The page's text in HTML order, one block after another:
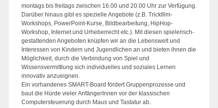
montags bis freitags zwischen 16.00 und 20.00 Uhr zur Verfügung.
Darüber hinaus gibt es spezielle Angebote (z.B. Trickfilm-
Workshops, PowerPoint-Kurse, Bildbearbeitung, HipHop-
Workshop, Internet und Urheberrecht etc.). Mit diesen spielerisch-
gestaltenden Angeboten knüpfen wir an die Lebenswelt und
Interessen von Kindern und Jugendlichen an und bieten ihnen die
Möglichkeit, durch die Verbindung von Spiel und
Wissensvermittlung sich individuelles und soziales Lernen
innovativ anzueignen.
Ein vorhandenes SMART-Board fördert Gruppenprozesse und
baut die Hürde vieler AnfängerInnen vor der klassischen
Computersteuerung durch Maus und Tastatur ab.